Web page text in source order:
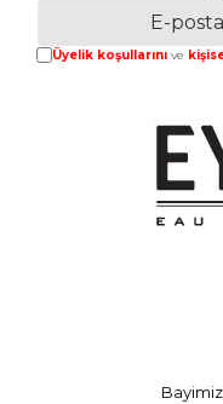
Üyelik koşullarınıve